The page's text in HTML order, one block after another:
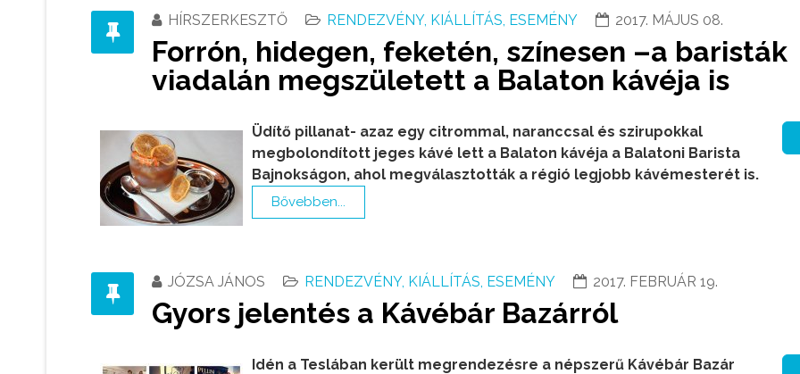
HÍRSZERKESZTŐ RENDEZVÉNY, KIÁLLÍTÁS, ESEMÉNY 2017. MÁJUS 08.
Forrón, hidegen, feketén, színesen –a baristák
viadalán megszületett a Balaton kávéja is
Üdítő pillanat- azaz egy citrommal, naranccsal és szirupokkal
megbolondított jeges kávé lett a Balaton kávéja a Balatoni Barista
Bajnokságon, ahol megválasztották a régió legjobb kávémesterét is.
Bővebben...
JÓZSA JÁNOS RENDEZVÉNY, KIÁLLÍTÁS, ESEMÉNY 2017. FEBRUÁR 19.
Gyors jelentés a Kávébár Bazárról
Idén a Teslában került megrendezésre a népszerű Kávébár Bazár